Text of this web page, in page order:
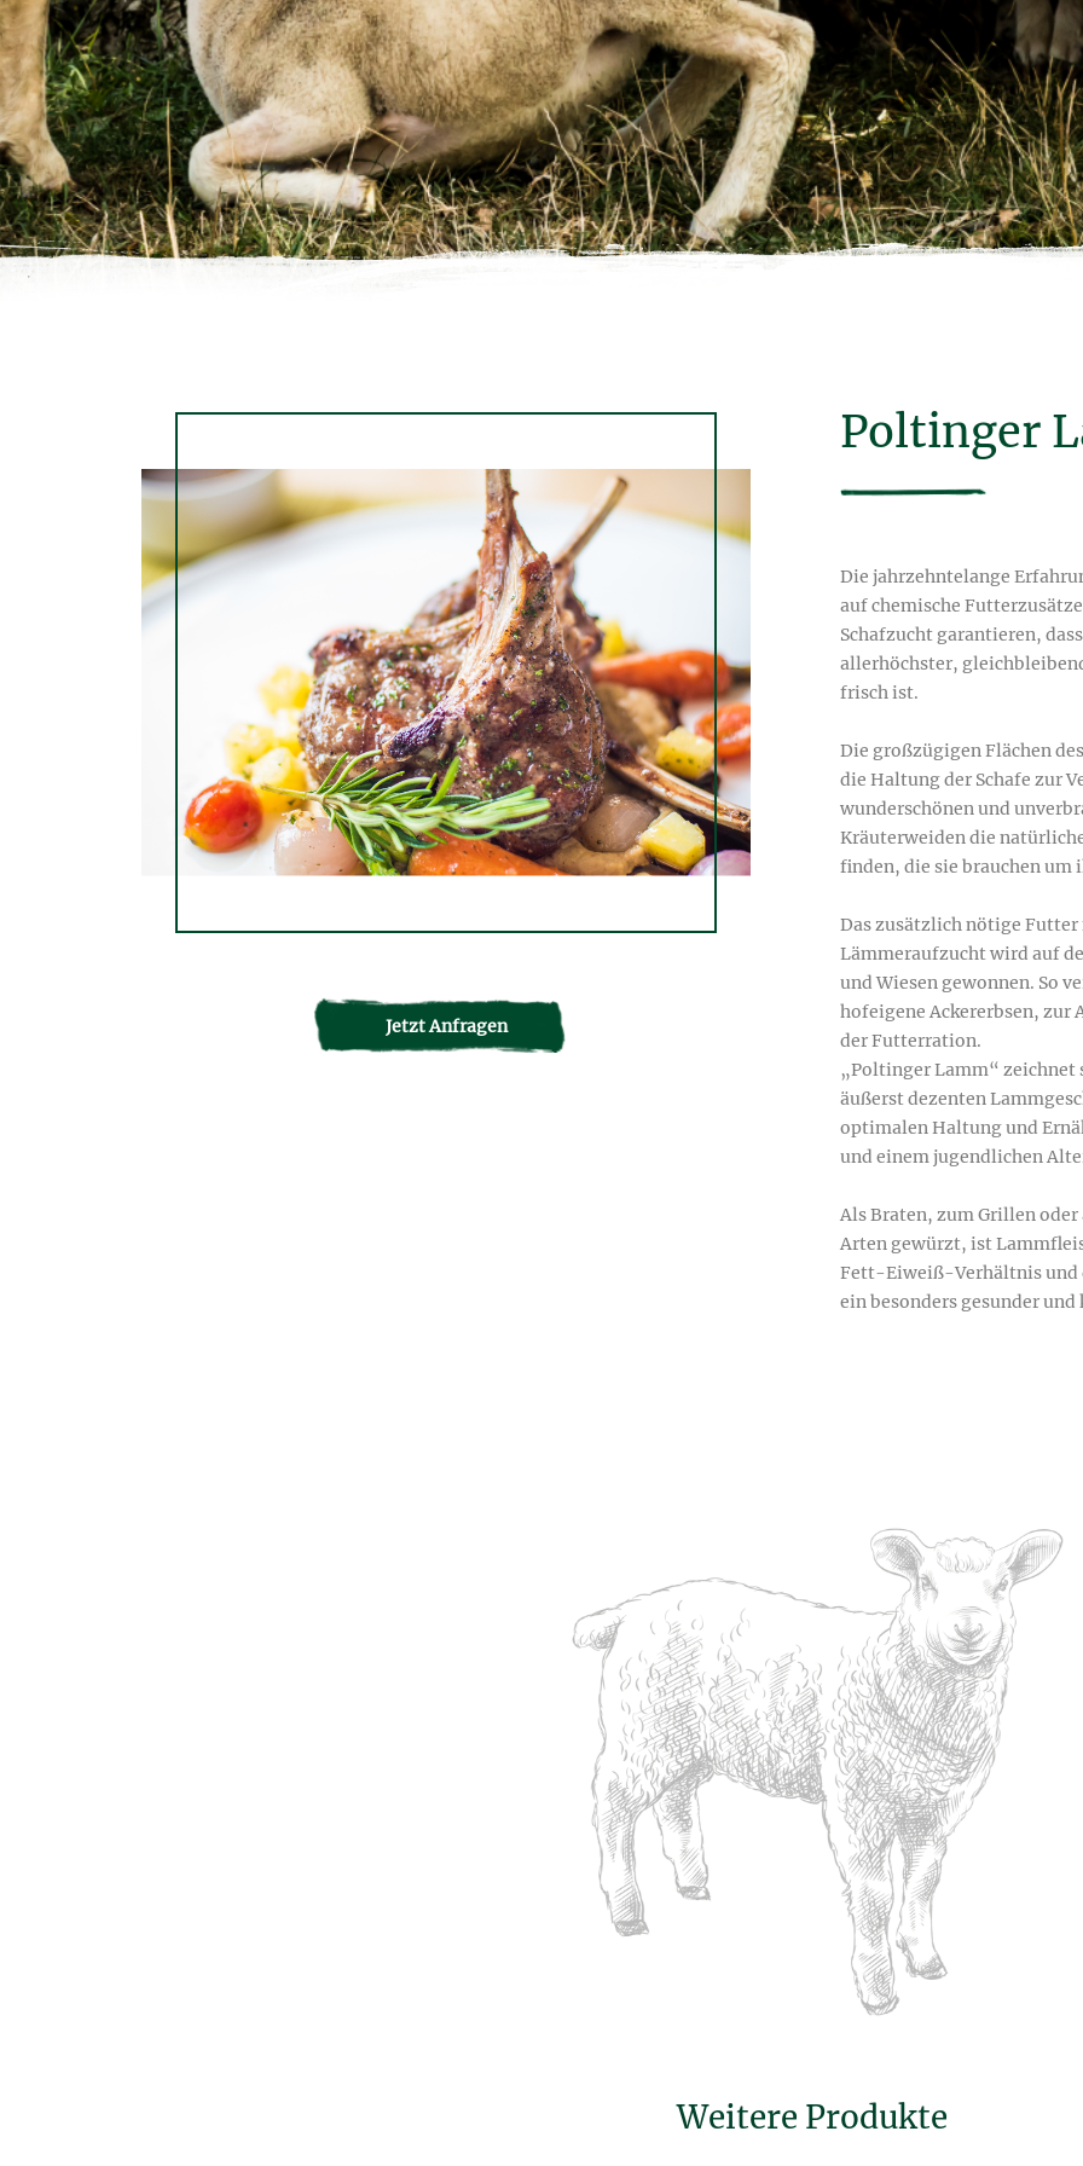
Jetzt Anfragen
Poltinger
Die jahrzehntelange
auf chemische
Schafzucht garantieren,
allerhöchster,
frisch ist.
Die großzügigen Flächen
die Haltung der Schafe zur
wunderschönen und
Kräuterweiden die
finden, die sie brauchen um
Das zusätzlich nötige
Lämmeraufzucht wird auf
und Wiesen gewonnen. So
hofeigene Ackererbsen, zur
der Futterration.
„Poltinger Lamm“ zeichnet
äußerst dezenten
optimalen Haltung und
und einem jugendlichen
Als Braten, zum Grillen
Arten gewürzt, ist
Fett-Eiweiß-Verhältnis und
ein besonders gesunder
Weitere Produkte